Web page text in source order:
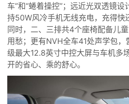
车”和“蜷着操控”；远近光双透镜
持50W风冷手机无线充电，充得快
同时，二、三排共4个座椅配备儿
用愁；更有NVH全车41处声学包，
级最大12.8英寸中控大屏与车机多
开的省心、乘的舒心。